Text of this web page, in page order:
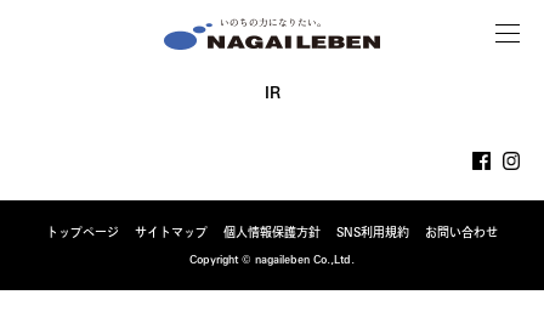
MENU
IR
トップページ サイトマップ 個人情報保護方針 SNS利用規約
お問い合わせ
Copyright © nagaileben Co.,Ltd.